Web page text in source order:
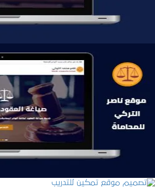
موقع ناصر التركي
التفاصيل